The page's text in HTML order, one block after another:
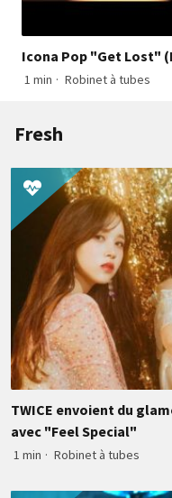
Icona Pop "Get Lost"
1 min · Robinet à tubes
Fresh
TWICE envoient du
avec "Feel Special"
1 min · Robinet à tubes